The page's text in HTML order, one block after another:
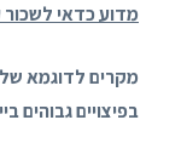
מדוע כדאי לשכור
מקרים לדוגמא
בפיצויים גבוהים